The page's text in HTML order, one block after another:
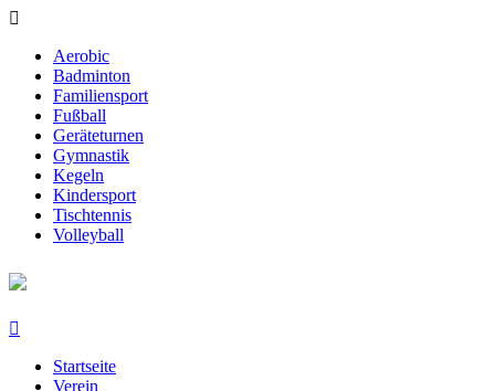
Aerobic
Badminton
Familiensport
Fußball
Geräteturnen
Gymnastik
Kegeln
Kindersport
Tischtennis
Volleyball
Startseite
Verein